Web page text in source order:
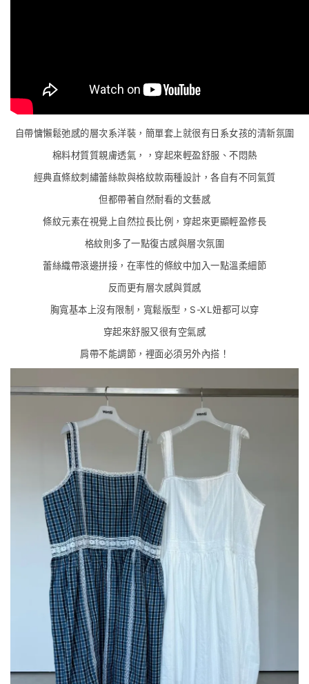
自帶慵懶鬆弛感的層次系洋裝，簡單套上就很有日系女孩的清新氛圍
棉料材質質親膚透氣，，穿起來輕盈舒服、不悶熱
經典直條紋刺繡蕾絲款與格紋款兩種設計，各自有不同氣質
但都帶著自然耐看的文藝感
條紋元素在視覺上自然拉長比例，穿起來更顯輕盈修長
格紋則多了一點復古感與層次氛圍
蕾絲織帶滾邊拼接，在率性的條紋中加入一點溫柔細節
反而更有層次感與質感
胸寬基本上沒有限制，寬鬆版型，S-XL妞都可以穿
穿起來舒服又很有空氣感
肩帶不能調節，裡面必須另外內搭！